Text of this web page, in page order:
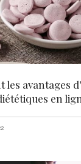
les avantages
en